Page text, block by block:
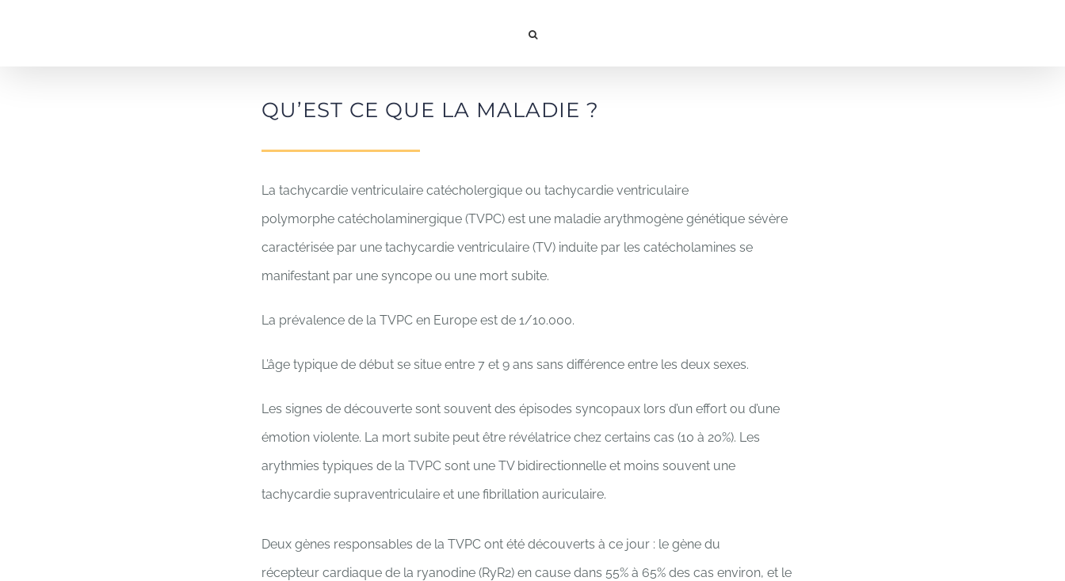
QU’EST CE QUE LA MALADIE ?
La tachycardie ventriculaire catécholergique ou tachycardie ventriculaire
polymorphe catécholaminergique (TVPC) est une maladie arythmogène génétique sévère
caractérisée par une tachycardie ventriculaire (TV) induite par les catécholamines se
manifestant par une syncope ou une mort subite.
La prévalence de la TVPC en Europe est de 1/10.000.
L’âge typique de début se situe entre 7 et 9 ans sans différence entre les deux sexes.
Les signes de découverte sont souvent des épisodes syncopaux lors d’un effort ou d’une
émotion violente. La mort subite peut être révélatrice chez certains cas (10 à 20%). Les
arythmies typiques de la TVPC sont une TV bidirectionnelle et moins souvent une
tachycardie supraventriculaire et une fibrillation auriculaire.
Deux gènes responsables de la TVPC ont été découverts à ce jour : le gène du
récepteur cardiaque de la ryanodine (RyR2) en cause dans 55% à 65% des cas environ, et le